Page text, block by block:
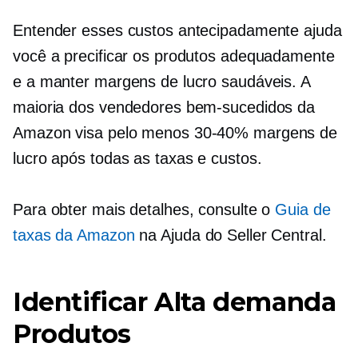
Entender esses custos antecipadamente ajuda
você a precificar os produtos adequadamente
e a manter margens de lucro saudáveis. A
maioria dos vendedores bem-sucedidos da
Amazon visa pelo menos 30-40% margens de
lucro após todas as taxas e custos.
Para obter mais detalhes, consulte o Guia de
taxas da Amazon na Ajuda do Seller Central.
IdentificarAlta demanda
Produtos